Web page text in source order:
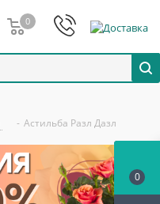
0
- Астильба Разл Дазл
0